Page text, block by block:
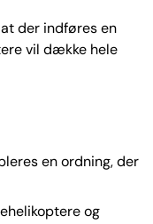
der indføres en
vil dække hele
en ordning, der
og